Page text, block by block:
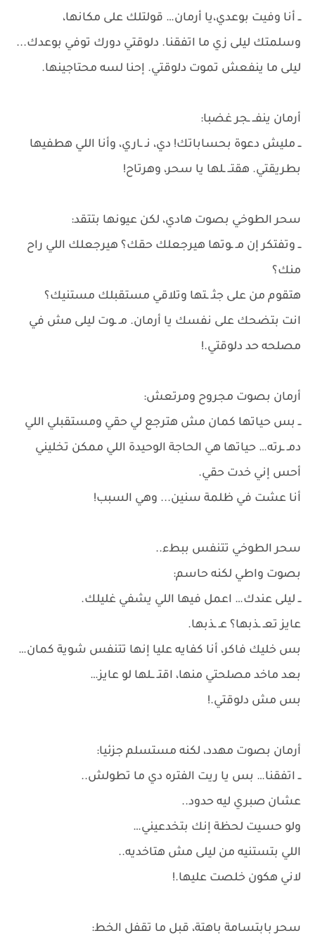
ــ أنا وفيت بوعدي،يا أرمان… قولتلك على مكانها،
وسلمتك ليلى زي ما اتفقنا. دلوقتي دورك توفي بوعدك...
ليلى ما ينفعش تموت دلوقتي. إحنا لسه محتاجينها.
أرمان ينفــ ـجر غضبا:
ــ مليش دعوة بحساباتك! دي، نـ ـاري، وأنا اللي هطفيها
بطريقتي. هقتــ ـلها يا سحر، وهرتاح!
سحر الطوخي بصوت هادي، لكن عيونها بتتقد:
ــ وتفتكر إن مـ ـوتها هيرجعلك حقك؟ هيرجعلك اللي راح
منك؟
هتقوم من على جثـ ـتها وتلاقي مستقبلك مستنيك؟
انت بتضحك على نفسك يا أرمان. مـ ـوت ليلى مش في
مصلحه حد دلوقتي.!
أرمان بصوت مجروح ومرتعش:
ــ بس حياتها كمان مش هترجع لي حقي ومستقبلي اللي
دمـ ـرته… حياتها هي الحاجة الوحيدة اللي ممكن تخليني
أحس إني خدت حقي.
أنا عشت في ظلمة سنين... وهي السبب!
سحر الطوخي تتنفس ببطء..
بصوت واطي لكنه حاسم:
ــ ليلى عندك… اعمل فيها اللي يشفي غليلك.
عايز تعـ ـذبها؟ عـ ـذبها.
بس خليك فاكر، أنا كفايه عليا إنها تتنفس شوية كمان…
بعد ماخد مصلحتي منها، اقتـ ــلها لو عايز…
بس مش دلوقتي.!
أرمان بصوت مهدد، لكنه مستسلم جزئيا:
ــ اتفقنا… بس يا ريت الفتره دي ما تطولش..
عشان صبري ليه حدود..
ولو حسيت لحظة إنك بتخدعيني…
اللي بتستنيه من ليلى مش هتاخديه..
لاني هكون خلصت عليها.!
سحر بابتسامة باهتة، قبل ما تقفل الخط: